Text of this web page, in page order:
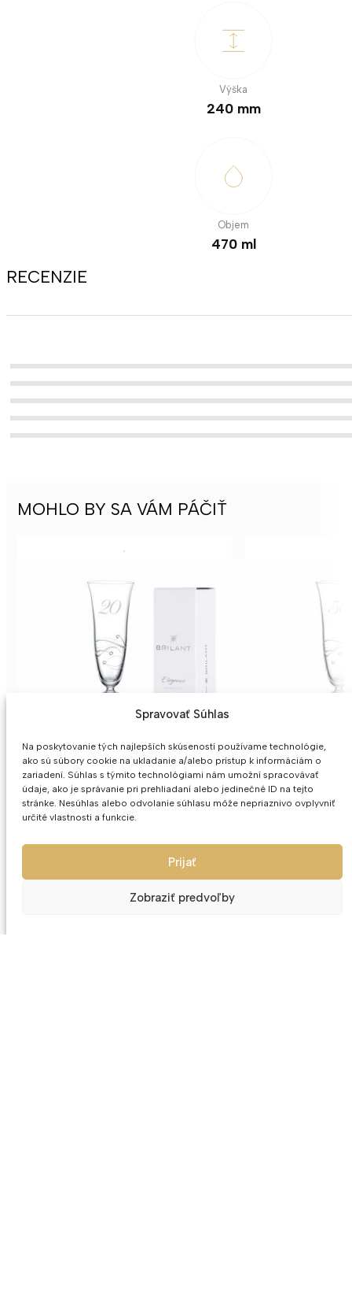
Spravovať Súhlas
Na poskytovanie tých najlepších skúseností používame technológie,
ako sú súbory cookie na ukladanie a/alebo prístup k informáciám o
zariadení. Súhlas s týmito technológiami nám umožní spracovávať
údaje, ako je správanie pri prehliadaní alebo jedinečné ID na tejto
stránke. Nesúhlas alebo odvolanie súhlasu môže nepriaznivo ovplyvniť
určité vlastnosti a funkcie.
Prijať
Zobraziť predvoľby
Výška
240 mm
Objem
470 ml
RECENZIE
MOHLO BY SA VÁM PÁČIŤ
Výročný pohár 20 na šampanské
Výročný pohár